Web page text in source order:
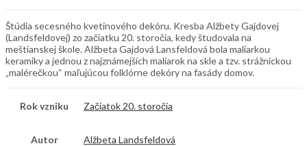
Štúdia secesného kvetinového dekóru. Kresba Alžbety Gajdovej
(Landsfeldovej) zo začiatku 20. storočia, kedy študovala na
meštianskej škole. Alžbeta Gajdová Lansfeldová bola maliarkou
keramiky a jednou z najznámejších maliarok na skle a tzv. strážnickou
„malérečkou“ maľujúcou folklórne dekóry na fasády domov.
Rok vzniku Začiatok 20. storočia
Autor Alžbeta Landsfeldová